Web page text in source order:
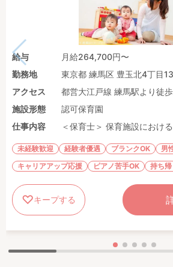
給与
月給264,700円〜
勤務地
東京都 練馬区 豊玉北4丁目
アクセス
都営大江戸線 練馬駅より徒
施設形態
認可保育園
仕事内容
＜保育士＞ 保育施設におけ
未経験歓迎 経験者優遇 ブランクOK
男
キャリアアップ応援
ピアノ苦手OK 持ち
キープする